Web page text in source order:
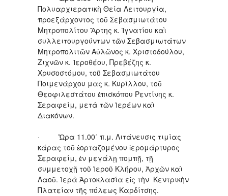
Πολυαρχιερατικὴ Θεία Λειτουργία,
προεξάρχοντος τοῦ Σεβασμιωτάτου
Μητροπολίτου Ἄρτης κ. Ἰγνατίου καὶ
συλλειτουργούντων τῶν Σεβασμιωτάτων
Μητροπολιτῶν Αὐλῶνος κ. Χριστοδούλου,
Ζιχνῶν κ. Ἱεροθέου, Πρεβέζης κ.
Χρυσοστόμου, τοῦ Σεβασμιωτάτου
Ποιμενάρχου μας κ. Κυρίλλου, τοῦ
Θεοφιλεστάτου ἐπισκόπου Ρεντίνης κ.
Σεραφείμ, μετὰ τῶν Ἱερέων καὶ
Διακόνων.
· Ὥρα 11.00΄ π.μ. Λιτάνευσις τιμίας
κάρας τοῦ ἑορταζομένου ἱερομάρτυρος
Σεραφείμ, ἐν μεγάλῃ πομπῇ, τῇ
συμμετοχῇ τοῦ Ἱεροῦ Κλήρου, Ἀρχῶν καὶ
Λαοῦ. Ἱερὰ Ἀρτοκλασία εἰς τὴν Κεντρικὴν
Πλατείαν τῆς πόλεως Καρδίτσης.